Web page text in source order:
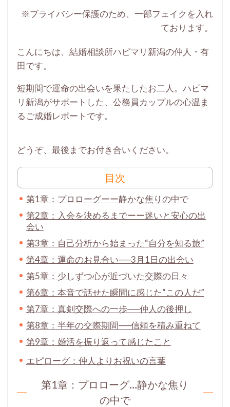
※プライバシー保護のため、一部フェイクを入れ
ております。
こんにちは、結婚相談所ハピマリ新潟の仲人・有
田です。
短期間で運命の出会いを果たしたお二人。ハピマ
リ新潟がサポートした、公務員カップルの心温ま
るご成婚レポートです。
どうぞ、最後までお付き合いください。
目次
第1章：プロローグーー静かな焦りの中で
第2章：入会を決めるまでーー迷いと安心の出
会い
第3章：自己分析から始まった“自分を知る旅”
第4章：運命のお見合い──3月1日の出会い
第5章：少しずつ心が近づいた交際の日々
第6章：本音で話せた瞬間に感じた“この人だ”
第7章：真剣交際への一歩──仲人の後押し
第8章：半年の交際期間──信頼を積み重ねて
第9章：婚活を振り返って感じたこと
エピローグ：仲人よりお祝いの言葉
第1章： プロローグ…静かな焦り
の中で